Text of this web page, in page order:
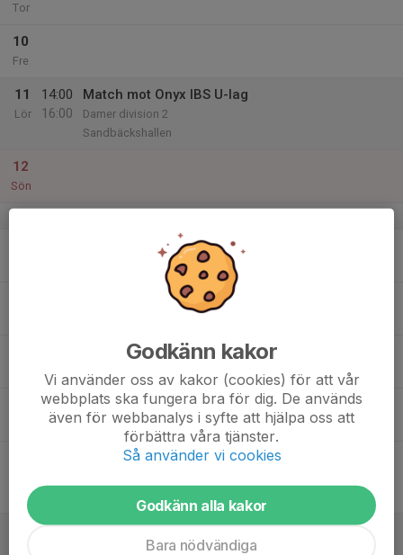
Tor
10
Fre
11
Lör
14:00
16:00
Match mot Onyx IBS U-lag
Damer division 2
Sandbäckshallen
12
Sön
Duveholmshallen C
21:00
Träning
Duveholmshallen A
Match mot Trosa Edanö IBK
Godkänn kakor
Vi använder oss av kakor (cookies) för att vår
webbplats ska fungera bra för dig. De används
även för webbanalys i syfte att hjälpa oss att
förbättra våra tjänster.
Så använder vi cookies
Godkänn alla kakor
Bara nödvändiga